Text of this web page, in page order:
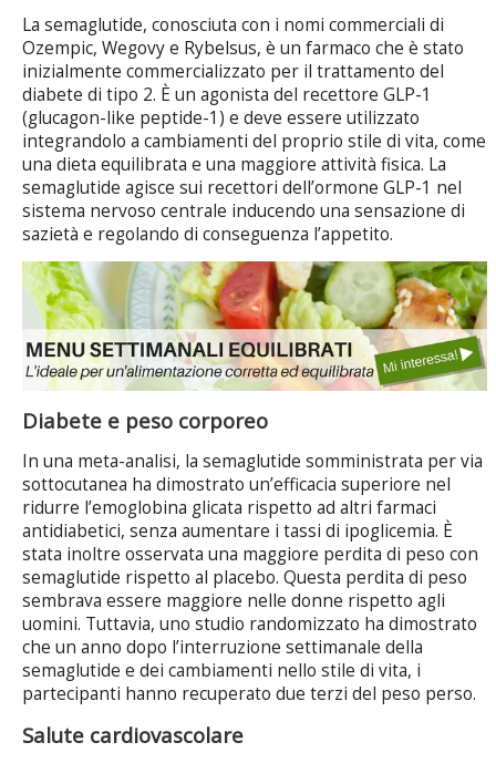
La semaglutide, conosciuta con i nomi commerciali di
Ozempic, Wegovy e Rybelsus, è un farmaco che è stato
inizialmente commercializzato per il trattamento del
diabete di tipo 2. È un agonista del recettore GLP-1
(glucagon-like peptide-1) e deve essere utilizzato
integrandolo a cambiamenti del proprio stile di vita, come
una dieta equilibrata e una maggiore attività fisica. La
semaglutide agisce sui recettori dell’ormone GLP-1 nel
sistema nervoso centrale inducendo una sensazione di
sazietà e regolando di conseguenza l’appetito.
Diabete e peso corporeo
In una meta-analisi, la semaglutide somministrata per via
sottocutanea ha dimostrato un’efficacia superiore nel
ridurre l’emoglobina glicata rispetto ad altri farmaci
antidiabetici, senza aumentare i tassi di ipoglicemia. È
stata inoltre osservata una maggiore perdita di peso con
semaglutide rispetto al placebo. Questa perdita di peso
sembrava essere maggiore nelle donne rispetto agli
uomini. Tuttavia, uno studio randomizzato ha dimostrato
che un anno dopo l’interruzione settimanale della
semaglutide e dei cambiamenti nello stile di vita, i
partecipanti hanno recuperato due terzi del peso perso.
Salute cardiovascolare